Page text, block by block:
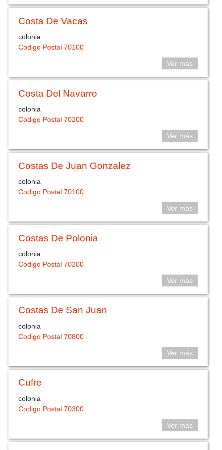
Costa De Vacas
colonia
Codigo Postal 70100
Ver más
Costa Del Navarro
colonia
Codigo Postal 70200
Ver más
Costas De Juan Gonzalez
colonia
Codigo Postal 70100
Ver más
Costas De Polonia
colonia
Codigo Postal 70200
Ver más
Costas De San Juan
colonia
Codigo Postal 70800
Ver más
Cufre
colonia
Codigo Postal 70300
Ver más